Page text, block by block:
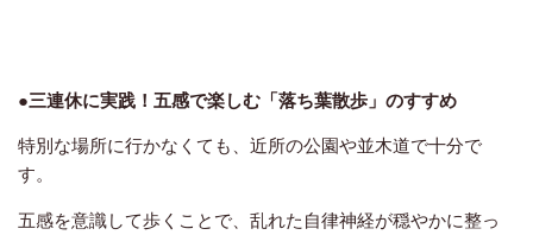
●三連休に実践！五感で楽しむ「落ち葉散歩」のすすめ
特別な場所に行かなくても、近所の公園や並木道で十分で
す。
五感を意識して歩くことで、乱れた自律神経が穏やかに整っ